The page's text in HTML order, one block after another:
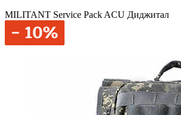
MILITANT Service Pack ACU Диджитал